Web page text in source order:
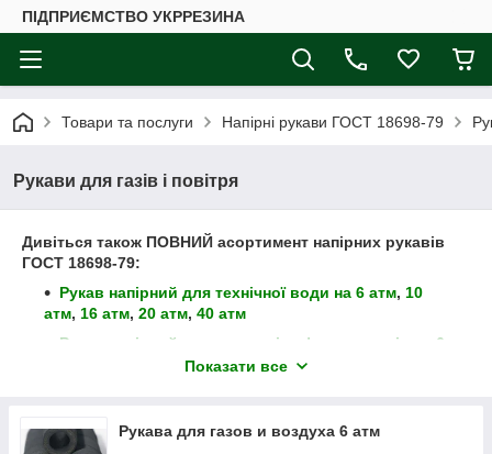
ПІДПРИЄМСТВО УКРРЕЗИНА
Товари та послуги Напірні рукави ГОСТ 18698-79
Рукави для газів і повітря
Дивіться також ПОВНИЙ асортимент напірних рукавів
ГОСТ 18698-79:
Рукав напірний для технічної води на 6 атм, 10
атм, 16 атм, 20 атм, 40 атм
Рукав напірний для палива і нафтопродуктів
на 6
16 атм,20 атм, 40 атм
Рукав напірний для гарячої води
Показати все
Рукава для газов и воздуха 6 атм